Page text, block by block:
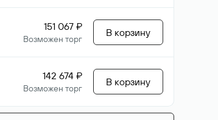
151 067 ₽
Возможен торг
В корзину
142 674 ₽
Возможен торг
В корзину